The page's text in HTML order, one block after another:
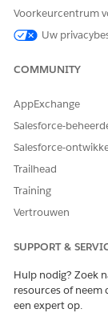
Laat ons
Voorkeurcentrum
Uw
COMMUNITY
AppExchange
Salesforce-
Salesforce-
Trailhead
Training
Vertrouwen
SUPPORT &
Hulp nodig? Zoek
resources of
een expert op.